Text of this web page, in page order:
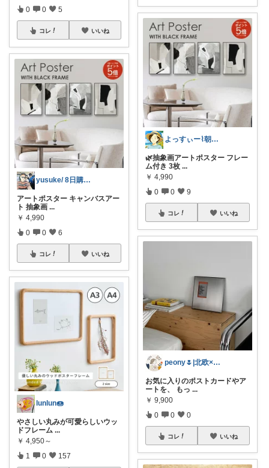
0 0 5
コレ いいね
yusuke/ 8日購入感謝♫
アートポスター キャンバスアー
ト 抽象画 ...
￥ 4,990
0 0 6
コレ いいね
lunlun🍩
やさしい丸みが可愛らしいウッ
ドフレーム ...
￥ 4,950～
1 0 157
よっすぃー⌇朝コレ☀楽しい暮らし😇
🌿抽象画アートポスター フレー
ム付き 3枚 ...
￥ 4,990
0 0 9
コレ いいね
peony🌷|北欧×便利アイテム
お気に入りのポストカードやア
ートを、 もっ ...
￥ 9,900
0 0 0
コレ いいね